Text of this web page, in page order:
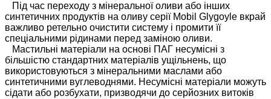
Під час переходу з мінеральної оливи або інших
синтетичних продуктів на оливу серії Mobil Glygoyle вкрай
важливо ретельно очистити систему і промити її
спеціальними рідинами перед заміною оливи.
Мастильні матеріали на основі ПАГ несумісні з
більшістю стандартних матеріалів ущільнень, що
використовуються з мінеральними маслами або
синтетичними вуглеводнями. Несумісні матеріали можуть
сідати або розбухати, призводячи до серйозних витоків